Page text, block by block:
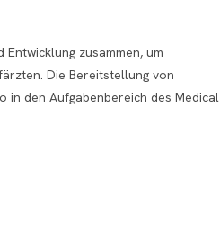
zusammen, um
Die Bereitstellung von
in den Aufgabenbereich des Medical